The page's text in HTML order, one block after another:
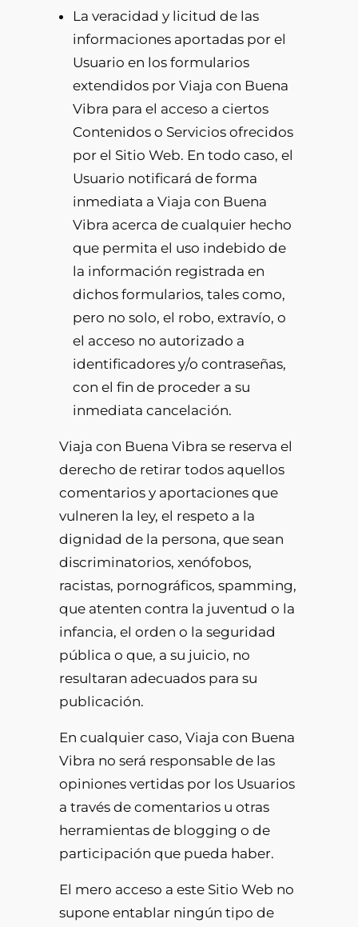
La veracidad y licitud de las
informaciones aportadas por el
Usuario en los formularios
extendidos por Viaja con Buena
Vibra para el acceso a ciertos
Contenidos o Servicios ofrecidos
por el Sitio Web. En todo caso, el
Usuario notificará de forma
inmediata a Viaja con Buena
Vibra acerca de cualquier hecho
que permita el uso indebido de
la información registrada en
dichos formularios, tales como,
pero no solo, el robo, extravío, o
el acceso no autorizado a
identificadores y/o contraseñas,
con el fin de proceder a su
inmediata cancelación.
Viaja con Buena Vibra se reserva el
derecho de retirar todos aquellos
comentarios y aportaciones que
vulneren la ley, el respeto a la
dignidad de la persona, que sean
discriminatorios, xenófobos,
racistas, pornográficos, spamming,
que atenten contra la juventud o la
infancia, el orden o la seguridad
pública o que, a su juicio, no
resultaran adecuados para su
publicación.
En cualquier caso, Viaja con Buena
Vibra no será responsable de las
opiniones vertidas por los Usuarios
a través de comentarios u otras
herramientas de blogging o de
participación que pueda haber.
El mero acceso a este Sitio Web no
supone entablar ningún tipo de